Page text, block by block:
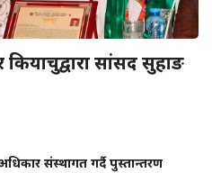
सांसद सुहाङ
संस्थागत गर्दै पुस्तान्तरण